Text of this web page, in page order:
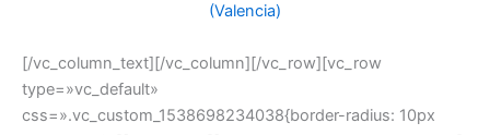
(Valencia)
[/vc_column_text][/vc_column][/vc_row][vc_row
type=»vc_default»
css=».vc_custom_1538698234038{border-radius: 10px